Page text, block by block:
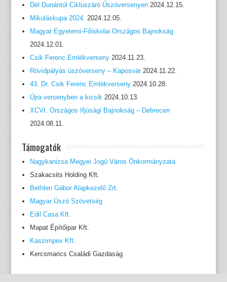
Dél Dunántúl Cikluszáró Úszóversenyen 2024.12.15.
Mikuláskupa 2024. 2024.12.05.
Magyar Egyetemi-Főiskolai Országos Bajnokság
2024.12.01.
Csik Ferenc Emlékverseny 2024.11.23.
Rövidpályás úszóverseny – Kaposvár 2024.11.22.
43. Dr. Csik Ferenc Emlékverseny 2024.10.28.
Újra versenyben a kicsik 2024.10.13.
XCVI. Országos Ifjúsági Bajnokság – Debrecen
2024.08.11.
Támogatók
Nagykanizsa Megyei Jogú Város Önkormányzata
Szakacsits Holding Kft.
Bethlen Gábor Alapkezelő Zrt.
Magyar Úszó Szövetség
Edil Casa Kft.
Mapat Építőipar Kft.
Kaszimpex Kft.
Kercsmarics Családi Gazdaság